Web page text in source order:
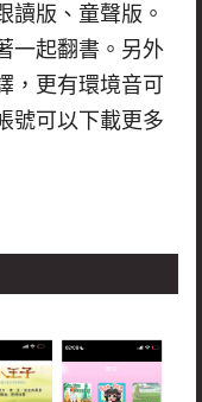
讀版、童聲版。
一起翻書。另外
，更有環境音可
號可以下載更多